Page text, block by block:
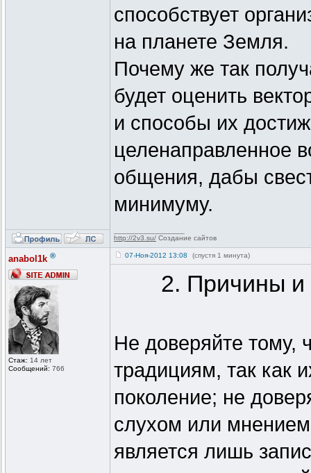
способствует
на планете Земля.
Почему же так
будет оценить
и способы их
целенаправленное
общения, дабы
минимуму.
http://2v3.su/ Создание сайтов
anabol1k ®
Стаж: 14 лет
Сообщений: 766
07-Ноя-2012 13:08 (спустя 1 минута)
2. Причины
Не доверяйте тому,
традициям, так как
поколение; не
слухом или
является лишь